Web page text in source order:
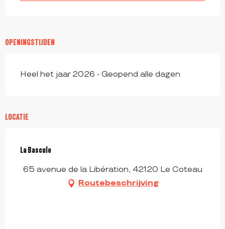
OPENINGSTIJDEN
Heel het jaar 2026 - Geopend alle dagen
LOCATIE
La Bascule
65 avenue de la Libération, 42120 Le Coteau
Routebeschrijving